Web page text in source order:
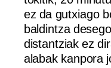
ez da gutxiago
baldintza
distantziak ez
alabak kanpora